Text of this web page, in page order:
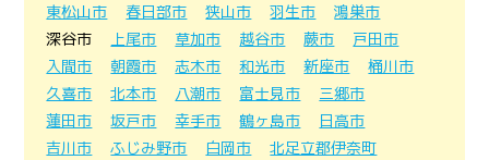
東松山市
春日部市 狭山市 羽生市
鴻巣市
深谷市
上尾市 草加市 越谷市 蕨市
戸田市
入間市
朝霞市 志木市 和光市 新座市
桶川市
久喜市
北本市 八潮市 富士見市
三郷市
蓮田市
坂戸市 幸手市 鶴ヶ島市
日高市
吉川市
ふじみ野市 白岡市
北足立郡伊奈町